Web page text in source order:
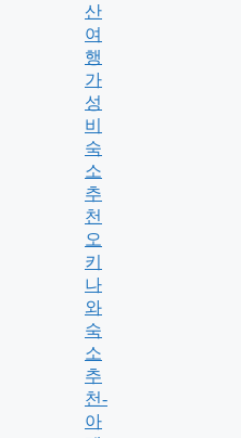
산
여
행
가
성
비
숙
소
추
천
오
키
나
와
숙
소
추
천-
아